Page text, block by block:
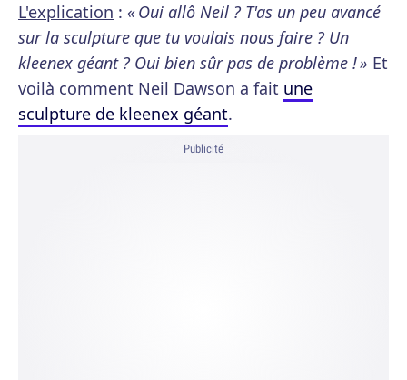
L'explication : « Oui allô Neil ? T'as un peu avancé
sur la sculpture que tu voulais nous faire ? Un
kleenex géant ? Oui bien sûr pas de problème ! » Et
voilà comment Neil Dawson a fait une
sculpture de kleenex géant.
Publicité